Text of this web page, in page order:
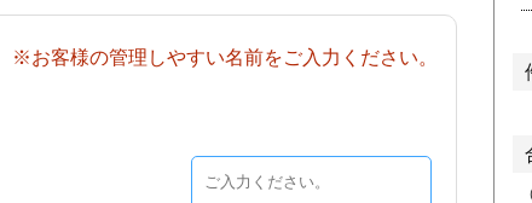
※お客様の管理しやすい名前をご入力ください。